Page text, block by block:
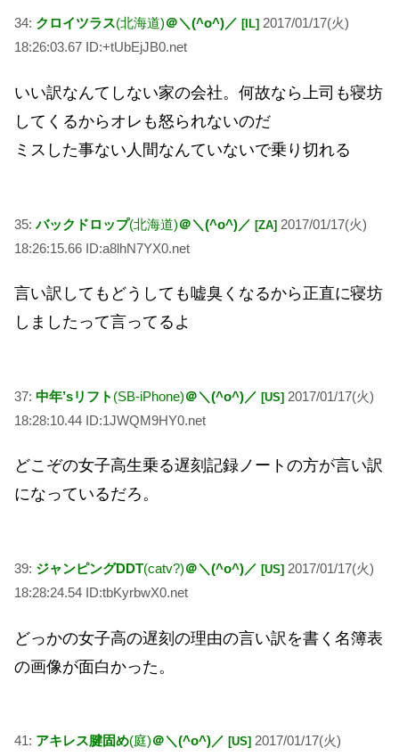
34: クロイツラス(北海道)＠＼(^o^)／ [IL] 2017/01/17(火)
18:26:03.67 ID:+tUbEjJB0.net
いい訳なんてしない家の会社。何故なら上司も寝坊
してくるからオレも怒られないのだ
ミスした事ない人間なんていないで乗り切れる
35: バックドロップ(北海道)＠＼(^o^)／ [ZA] 2017/01/17(火)
18:26:15.66 ID:a8lhN7YX0.net
言い訳してもどうしても嘘臭くなるから正直に寝坊
しましたって言ってるよ
37: 中年’sリフト (SB-iPhone)＠＼(^o^)／ [US] 2017/01/17(火)
18:28:10.44 ID:1JWQM9HY0.net
どこぞの女子高生乗る遅刻記録ノートの方が言い訳
になっているだろ。
39: ジャンピングDDT(catv?)＠＼(^o^)／ [US] 2017/01/17(火)
18:28:24.54 ID:tbKyrbwX0.net
どっかの女子高の遅刻の理由の言い訳を書く名簿表
の画像が面白かった。
41: アキレス腱固め(庭)＠＼(^o^)／ [US] 2017/01/17(火)